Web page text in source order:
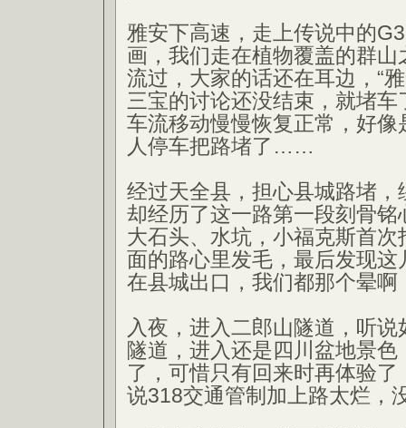
雅安下高速，走上传说中的
画，我们走在植物覆盖的群
流过，大家的话还在耳边，“
三宝的讨论还没结束，就堵
车流移动慢慢恢复正常，好像
人停车把路堵了……
经过天全县，担心县城路堵
却经历了这一路第一段刻骨铭
大石头、水坑，小福克斯首
面的路心里发毛，最后发现这
在县城出口，我们都那个晕啊
入夜，进入二郎山隧道，听
隧道，进入还是四川盆地景色
了，可惜只有回来时再体验
说318交通管制加上路太烂，